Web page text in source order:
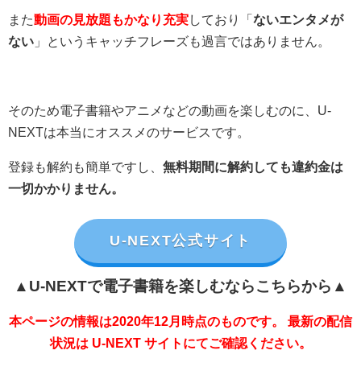
また動画の見放題もかなり充実しており「 ないエンタメが
ない 」というキャッチフレーズも過言ではありません。
そのため電子書籍やアニメなどの動画を楽しむのに、U-
NEXTは本当にオススメのサービスです。
登録も解約も簡単ですし、 無料期間に解約しても違約金は
一切かかりません。
U-NEXT公式サイト
▲U-NEXTで電子書籍を楽しむならこちらから▲
本ページの情報は2020年12月時点のものです。 最新の配信
状況は U-NEXT サイトにてご確認ください。